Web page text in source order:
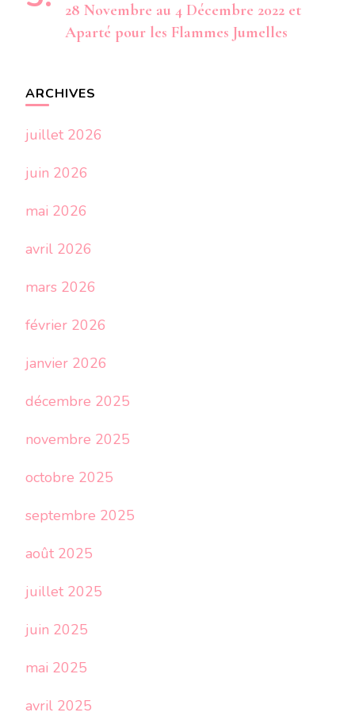
28 Novembre au 4 Décembre 2022 et
Aparté pour les Flammes Jumelles
ARCHIVES
juillet 2026
juin 2026
mai 2026
avril 2026
mars 2026
février 2026
janvier 2026
décembre 2025
novembre 2025
octobre 2025
septembre 2025
août 2025
juillet 2025
juin 2025
mai 2025
avril 2025